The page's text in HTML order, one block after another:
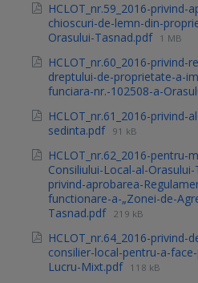
HCLOT_nr.59_2016-privind-
chioscuri-de-lemn-din-
Orasului-Tasnad.pdf 1 MB
HCLOT_nr.60_2016-privind-
dreptului-de-proprietate-a-
funciara-nr.-102508-a-
HCLOT_nr.61_2016-privind-
sedinta.pdf 91 kB
HCLOT_nr.62_2016-pentru-
Consiliului-Local-al-
privind-aprobarea-
functionare-a-„Zonei-de-
Tasnad.pdf 219 kB
HCLOT_nr.64_2016-privind-
consilier-local-pentru-a-
Lucru-Mixt.pdf 118 kB